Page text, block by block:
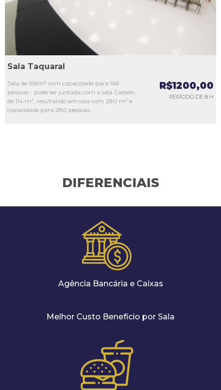
Sala Taquaral
Sala de 166m² com capacidade para 166
pessoas - pode ser juntada com a sala Castelo
de 114 m², resultando em sala com 280 m² e
capacidade para 280 pessoas.
R$1200,00
PERÍODO DE 8 H
DIFERENCIAIS
Agência Bancária e Caixas
Melhor Custo Benefício por Sala